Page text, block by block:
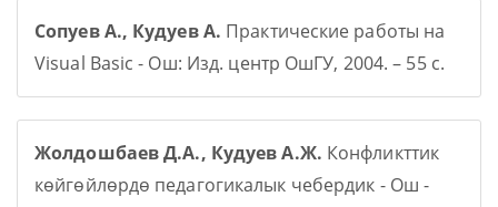
Сопуев А., Кудуев А. Практические работы на
Visual Basic - Ош: Изд. центр ОшГУ, 2004. – 55 с.
Жолдошбаев Д.А., Кудуев А.Ж. Конфликттик
көйгөйлөрдө педагогикалык чебердик - Ош -